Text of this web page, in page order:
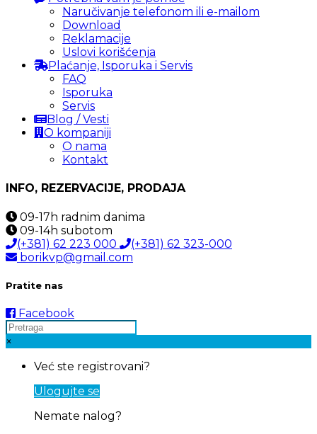
Naručivanje telefonom ili e-mailom
Download
Reklamacije
Uslovi korišćenja
Plaćanje, Isporuka i Servis
FAQ
Isporuka
Servis
Blog / Vesti
O kompaniji
O nama
Kontakt
INFO, REZERVACIJE, PRODAJA
09-17h radnim danima
09-14h subotom
(+381) 62 223 000
(+381) 62 323-000
borikvp@gmail.com
Pratite nas
Facebook
×
Već ste registrovani?
Ulogujte se
Nemate nalog?